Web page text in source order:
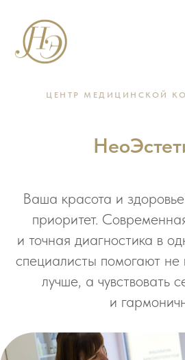
ЦЕНТР МЕДИЦИНСКОЙ
Ваша красота и
приоритет.
и точная диагностика в
специалисты помогают не
лучше, а чувствовать
и